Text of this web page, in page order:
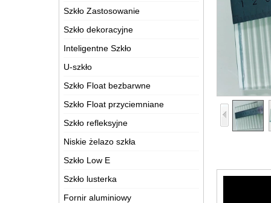
Szkło Zastosowanie
Szkło dekoracyjne
Inteligentne Szkło
U-szkło
Szkło Float bezbarwne
Szkło Float przyciemniane
Szkło refleksyjne
Niskie żelazo szkła
Szkło Low E
Szkło lusterka
Fornir aluminiowy